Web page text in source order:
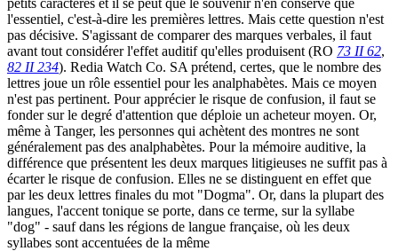
l'essentiel, c'est-à-dire les premières lettres. Mais cette question n'est
pas décisive. S'agissant de comparer des marques verbales, il faut
avant tout considérer l'effet auditif qu'elles produisent (RO 73 II 62,
82 II 234). Redia Watch Co. SA prétend, certes, que le nombre des
lettres joue un rôle essentiel pour les analphabètes. Mais ce moyen
n'est pas pertinent. Pour apprécier le risque de confusion, il faut se
fonder sur le degré d'attention que déploie un acheteur moyen. Or,
même à Tanger, les personnes qui achètent des montres ne sont
généralement pas des analphabètes. Pour la mémoire auditive, la
différence que présentent les deux marques litigieuses ne suffit pas à
écarter le risque de confusion. Elles ne se distinguent en effet que
par les deux lettres finales du mot "Dogma". Or, dans la plupart des
langues, l'accent tonique se porte, dans ce terme, sur la syllabe
"dog" - sauf dans les régions de langue française, où les deux
syllabes sont accentuées de la même